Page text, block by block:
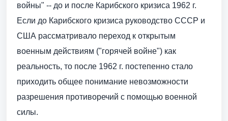
войны" -- до и после Карибского кризиса 1962 г.
Если до Карибского кризиса руководство СССР и
США рассматривало переход к открытым
военным действиям ("горячей войне") как
реальность, то после 1962 г. постепенно стало
приходить общее понимание невозможности
разрешения противоречий с помощью военной
силы.